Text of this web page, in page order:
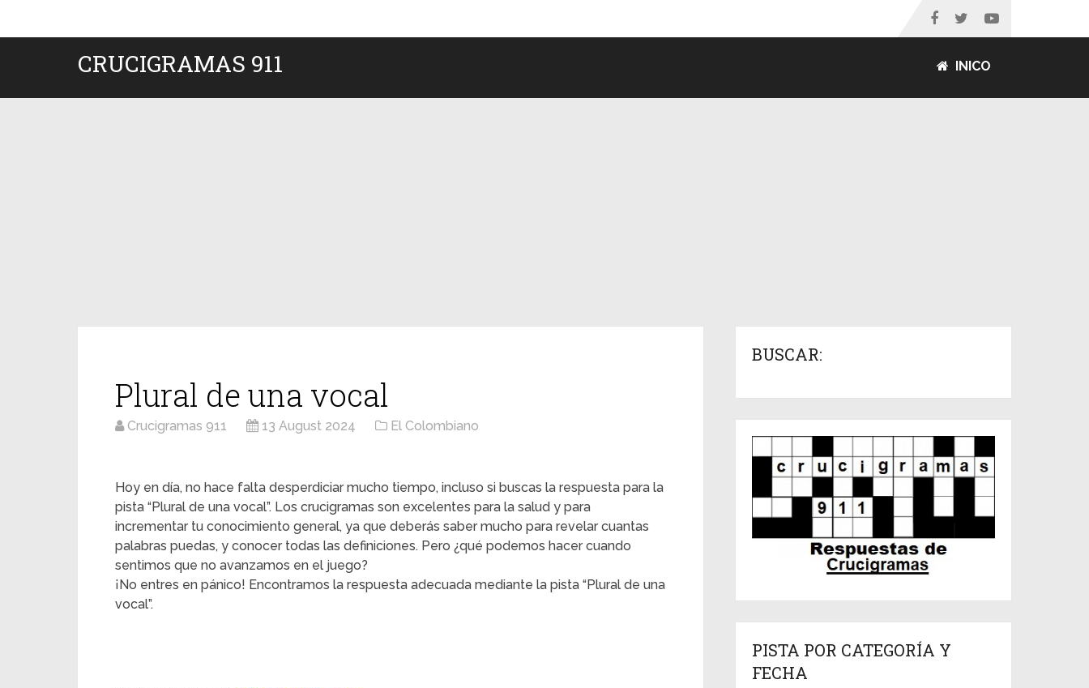
CRUCIGRAMAS 911 INICO
Plural de una vocal
Crucigramas 911 13 August 2024 El Colombiano
Hoy en día, no hace falta desperdiciar mucho tiempo, incluso si buscas la respuesta para la
pista “Plural de una vocal”. Los crucigramas son excelentes para la salud y para
incrementar tu conocimiento general, ya que deberás saber mucho para revelar cuantas
palabras puedas, y conocer todas las definiciones. Pero ¿qué podemos hacer cuando
sentimos que no avanzamos en el juego?
¡No entres en pánico! Encontramos la respuesta adecuada mediante la pista “Plural de una
vocal”.
BUSCAR:
PISTA POR CATEGORÍA Y
FECHA